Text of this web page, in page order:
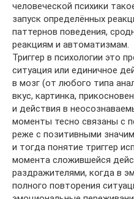
человеческой психики
запуск определённых
паттернов поведения,
реакциям и автоматизмам.
Триггер в психологии это
ситуация или единичное
в мозг (от любого типа
вкус, картинка,
и действия в
моменты тесно связаны с
реже с позитивными
и тогда понятие триггер
момента сложившейся
раздражителями, когда в
полного повторения